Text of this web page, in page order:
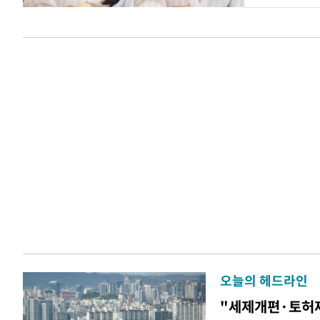
오늘의 헤드라인
"세제개편·토허